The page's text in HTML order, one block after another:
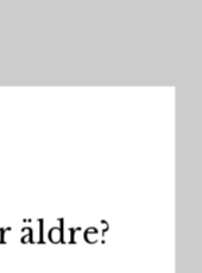
äldre?